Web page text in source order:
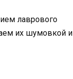
лаврового
их шумовкой и